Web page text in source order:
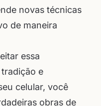
novas técnicas
de maneira
essa
e
celular, você
obras de